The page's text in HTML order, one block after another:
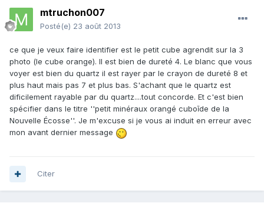
mtruchon007
Posté(e) 23 août 2013
ce que je veux faire identifier est le petit cube agrendit sur la 3
photo (le cube orange). Il est bien de dureté 4. Le blanc que vous
voyer est bien du quartz il est rayer par le crayon de dureté 8 et
plus haut mais pas 7 et plus bas. S'achant que le quartz est
dificilement rayable par du quartz....tout concorde. Et c'est bien
spécifier dans le titre ''petit minéraux orangé cuboĩde de la
Nouvelle Écosse''. Je m'excuse si je vous ai induit en erreur avec
mon avant dernier message
Citer